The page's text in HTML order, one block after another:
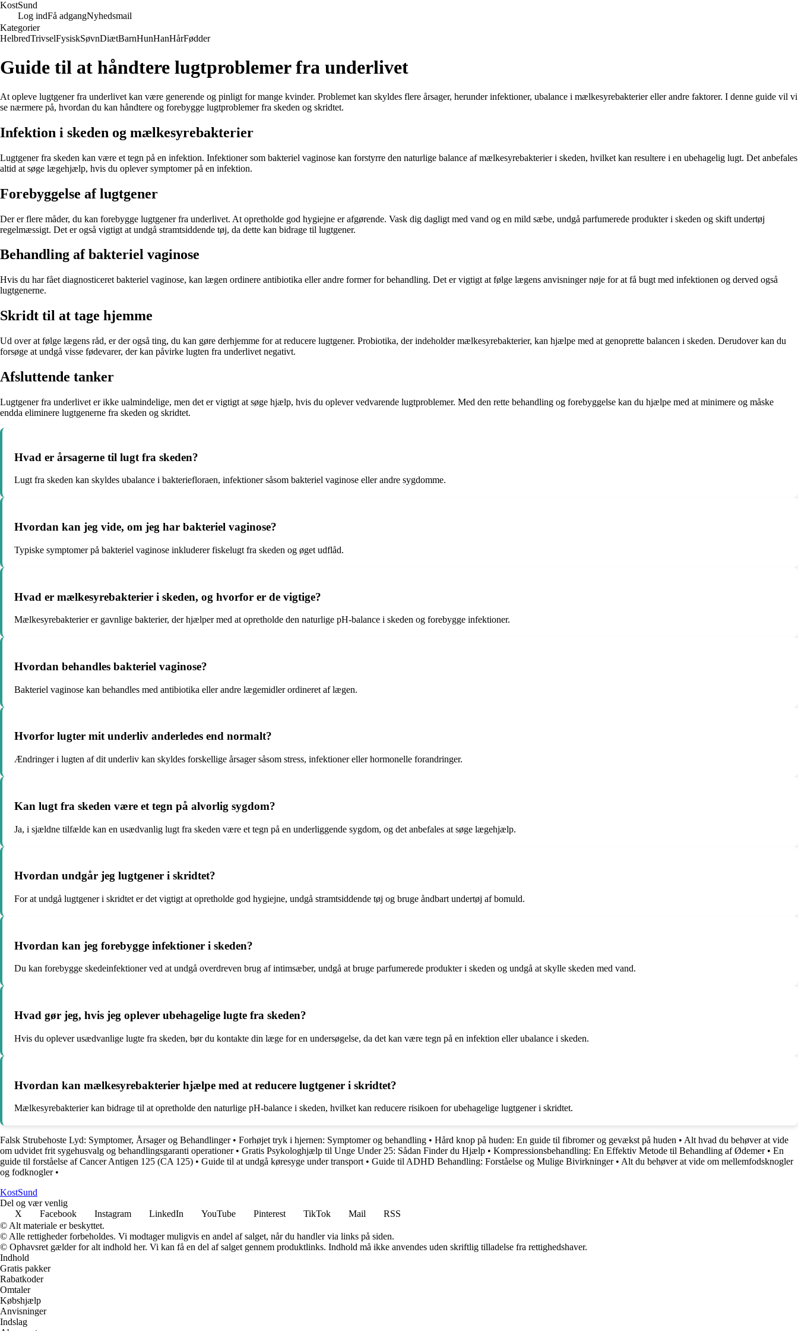
KostSund
Log indFå adgangNyhedsmail
Kategorier
HelbredTrivselFysiskSøvnDiætBarnHunHanHårFødder
Guide til at håndtere lugtproblemer fra underlivet
At opleve lugtgener fra underlivet kan være generende og pinligt for mange kvinder. Problemet kan skyldes flere årsager, herunder infektioner, ubalance i mælkesyrebakterier eller andre faktorer. I denne guide vil vi
se nærmere på, hvordan du kan håndtere og forebygge lugtproblemer fra skeden og skridtet.
Infektion i skeden og mælkesyrebakterier
Lugtgener fra skeden kan være et tegn på en infektion. Infektioner som bakteriel vaginose kan forstyrre den naturlige balance af mælkesyrebakterier i skeden, hvilket kan resultere i en ubehagelig lugt. Det anbefales
altid at søge lægehjælp, hvis du oplever symptomer på en infektion.
Forebyggelse af lugtgener
Der er flere måder, du kan forebygge lugtgener fra underlivet. At opretholde god hygiejne er afgørende. Vask dig dagligt med vand og en mild sæbe, undgå parfumerede produkter i skeden og skift undertøj
regelmæssigt. Det er også vigtigt at undgå stramtsiddende tøj, da dette kan bidrage til lugtgener.
Behandling af bakteriel vaginose
Hvis du har fået diagnosticeret bakteriel vaginose, kan lægen ordinere antibiotika eller andre former for behandling. Det er vigtigt at følge lægens anvisninger nøje for at få bugt med infektionen og derved også
lugtgenerne.
Skridt til at tage hjemme
Ud over at følge lægens råd, er der også ting, du kan gøre derhjemme for at reducere lugtgener. Probiotika, der indeholder mælkesyrebakterier, kan hjælpe med at genoprette balancen i skeden. Derudover kan du
forsøge at undgå visse fødevarer, der kan påvirke lugten fra underlivet negativt.
Afsluttende tanker
Lugtgener fra underlivet er ikke ualmindelige, men det er vigtigt at søge hjælp, hvis du oplever vedvarende lugtproblemer. Med den rette behandling og forebyggelse kan du hjælpe med at minimere og måske
endda eliminere lugtgenerne fra skeden og skridtet.
Hvad er årsagerne til lugt fra skeden?
Lugt fra skeden kan skyldes ubalance i bakteriefloraen, infektioner såsom bakteriel vaginose eller andre sygdomme.
Hvordan kan jeg vide, om jeg har bakteriel vaginose?
Typiske symptomer på bakteriel vaginose inkluderer fiskelugt fra skeden og øget udflåd.
Hvad er mælkesyrebakterier i skeden, og hvorfor er de vigtige?
Mælkesyrebakterier er gavnlige bakterier, der hjælper med at opretholde den naturlige pH-balance i skeden og forebygge infektioner.
Hvordan behandles bakteriel vaginose?
Bakteriel vaginose kan behandles med antibiotika eller andre lægemidler ordineret af lægen.
Hvorfor lugter mit underliv anderledes end normalt?
Ændringer i lugten af dit underliv kan skyldes forskellige årsager såsom stress, infektioner eller hormonelle forandringer.
Kan lugt fra skeden være et tegn på alvorlig sygdom?
Ja, i sjældne tilfælde kan en usædvanlig lugt fra skeden være et tegn på en underliggende sygdom, og det anbefales at søge lægehjælp.
Hvordan undgår jeg lugtgener i skridtet?
For at undgå lugtgener i skridtet er det vigtigt at opretholde god hygiejne, undgå stramtsiddende tøj og bruge åndbart undertøj af bomuld.
Hvordan kan jeg forebygge infektioner i skeden?
Du kan forebygge skedeinfektioner ved at undgå overdreven brug af intimsæber, undgå at bruge parfumerede produkter i skeden og undgå at skylle skeden med vand.
Hvad gør jeg, hvis jeg oplever ubehagelige lugte fra skeden?
Hvis du oplever usædvanlige lugte fra skeden, bør du kontakte din læge for en undersøgelse, da det kan være tegn på en infektion eller ubalance i skeden.
Hvordan kan mælkesyrebakterier hjælpe med at reducere lugtgener i skridtet?
Mælkesyrebakterier kan bidrage til at opretholde den naturlige pH-balance i skeden, hvilket kan reducere risikoen for ubehagelige lugtgener i skridtet.
Falsk Strubehoste Lyd: Symptomer, Årsager og Behandlinger• Forhøjet tryk i hjernen: Symptomer og behandling • Hård knop på huden: En guide til fibromer og gevækst på huden • Alt hvad du behøver at vide
om udvidet frit sygehusvalg og behandlingsgaranti operationer• Gratis Psykologhjælp til Unge Under 25: Sådan Finder du Hjælp • Kompressionsbehandling: En Effektiv Metode til Behandling af Ødemer• En
guide til forståelse af Cancer Antigen 125 (CA 125) • Guide til at undgå køresyge under transport • Guide til ADHD Behandling: Forståelse og Mulige Bivirkninger• Alt du behøver at vide om mellemfodsknogler
og fodknogler•
KostSund
Del og vær venlig
X
Facebook Instagram LinkedIn YouTube Pinterest TikTok Mail
RSS
© Alt materiale er beskyttet.
© Alle rettigheder forbeholdes. Vi modtager muligvis en andel af salget, når du handler via links på siden.
© Ophavsret gælder for alt indhold her. Vi kan få en del af salget gennem produktlinks. Indhold må ikke anvendes uden skriftlig tilladelse fra rettighedshaver.
Indhold
Gratis pakker
Rabatkoder
Omtaler
Købshjælp
Anvisninger
Indslag